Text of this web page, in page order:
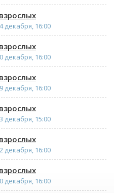
декабря, 16:00
декабря, 16:00
декабря, 16:00
декабря, 15:00
декабря, 16:00
декабря, 16:00